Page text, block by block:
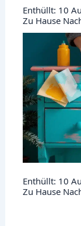
Enthüllt: 10
Zu Hause
Enthüllt: 10
Zu Hause